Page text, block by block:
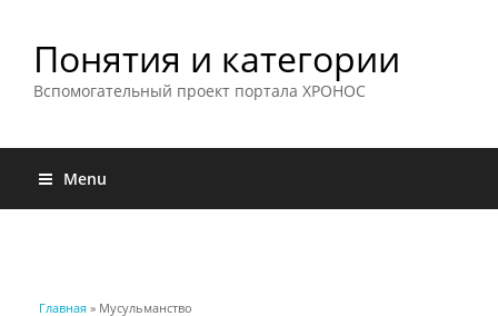
Понятия и категории
Вспомогательный проект портала ХРОНОС
Menu
Вы здесь
Главная » Мусульманство